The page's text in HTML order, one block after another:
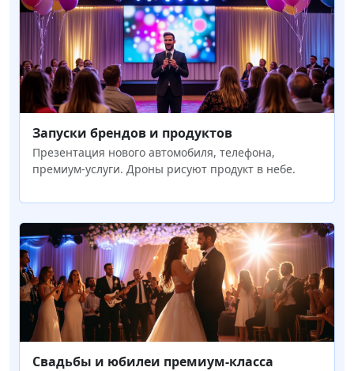
Запуски брендов и продуктов
Презентация нового автомобиля, телефона,
премиум-услуги. Дроны рисуют продукт в небе.
Свадьбы и юбилеи премиум-класса